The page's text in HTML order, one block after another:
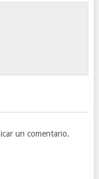
un comentario.